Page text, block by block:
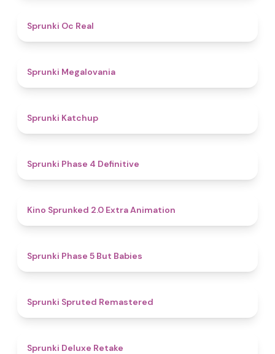
Sprunki Oc Real
Sprunki Megalovania
Sprunki Katchup
Sprunki Phase 4 Definitive
Kino Sprunked 2.0 Extra Animation
Sprunki Phase 5 But Babies
Sprunki Spruted Remastered
Sprunki Deluxe Retake